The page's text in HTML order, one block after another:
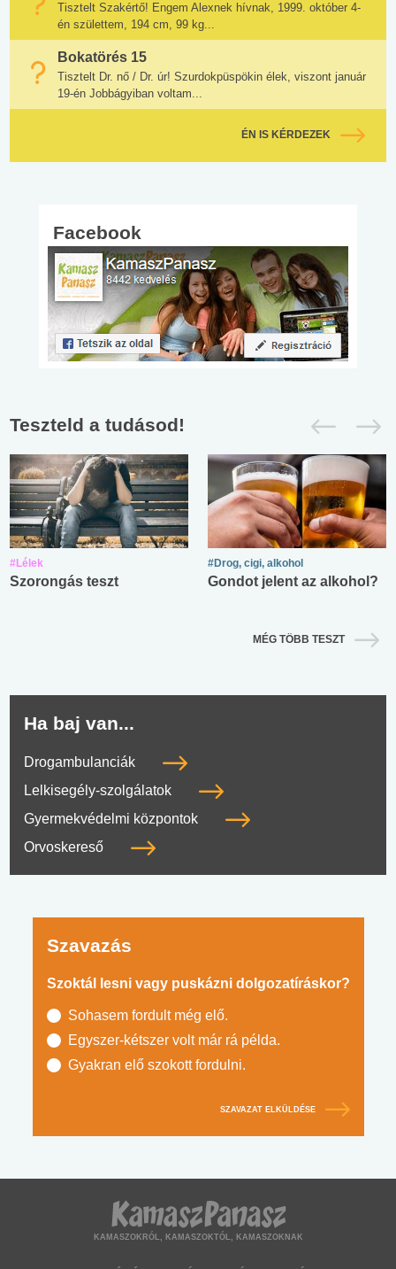
Tisztelt Szakértő! Engem Alexnek hívnak, 1999. október 4-
én születtem, 194 cm, 99 kg...
Bokatörés 15
Tisztelt Dr. nő / Dr. úr! Szurdokpüspökin élek, viszont január
19-én Jobbágyiban voltam...
ÉN IS KÉRDEZEK
Facebook
Teszteld a tudásod!
#Lélek
Szorongás teszt
#Drog, cigi, alkohol
Gondot jelent az alkohol?
MÉG TÖBB TESZT
Ha baj van...
Drogambulanciák
Lelkisegély-szolgálatok
Gyermekvédelmi központok
Orvoskereső
Szavazás
Szoktál lesni vagy puskázni dolgozatíráskor?
Sohasem fordult még elő.
Egyszer-kétszer volt már rá példa.
Gyakran elő szokott fordulni.
SZAVAZAT ELKÜLDÉSE
KAMASZOKRÓL, KAMASZOKTÓL, KAMASZOKNAK